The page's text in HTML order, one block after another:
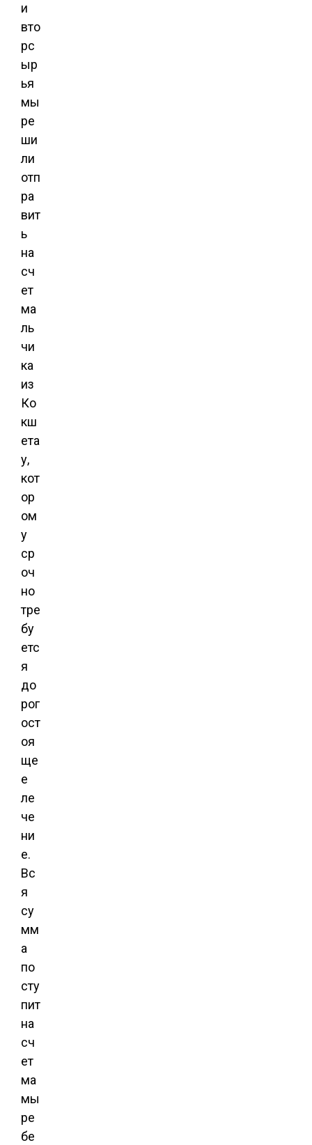
и
вто
рс
ыр
ья
мы
ре
ши
ли
отп
ра
вит
ь
на
сч
ет
ма
ль
чи
ка
из
Ко
кш
ета
у,
кот
ор
ом
у
ср
оч
но
тре
бу
етс
я
до
рог
ост
оя
ще
е
ле
че
ни
е.
Вс
я
су
мм
а
по
сту
пит
на
сч
ет
ма
мы
ре
бе